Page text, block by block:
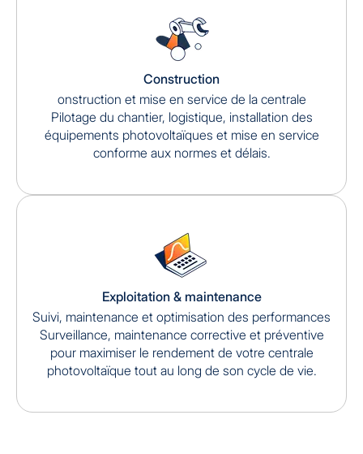
Construction
onstruction et mise en service de la centrale
Pilotage du chantier, logistique, installation des
équipements photovoltaïques et mise en service
conforme aux normes et délais.
Exploitation & maintenance
Suivi, maintenance et optimisation des performances
Surveillance, maintenance corrective et préventive
pour maximiser le rendement de votre centrale
photovoltaïque tout au long de son cycle de vie.